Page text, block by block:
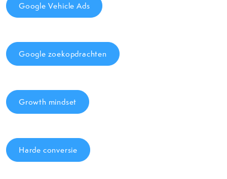
Google Vehicle Ads
Google zoekopdrachten
Growth mindset
Harde conversie